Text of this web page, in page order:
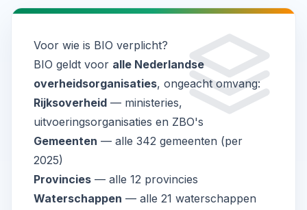
Voor wie is BIO verplicht?
BIO geldt voor alle Nederlandse
overheidsorganisaties, ongeacht omvang:
Rijksoverheid — ministeries,
uitvoeringsorganisaties en ZBO's
Gemeenten — alle 342 gemeenten (per
2025)
Provincies — alle 12 provincies
Waterschappen — alle 21 waterschappen